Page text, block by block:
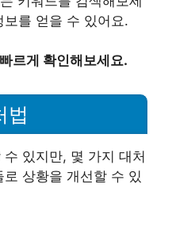
를 얻을 수 있어요.
르게 확인해보세요.
법
있지만, 몇 가지 대처
상황을 개선할 수 있